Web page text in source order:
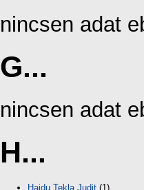
nincsen adat
G...
nincsen adat
H...
Hajdu Tekla Judit (1)